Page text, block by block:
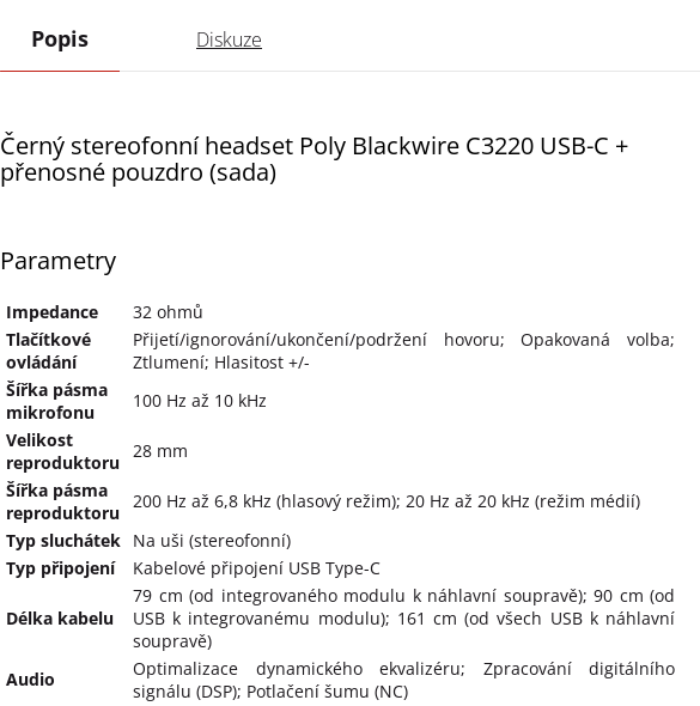
Popis Diskuze
Černý stereofonní headset Poly Blackwire C3220 USB-C +
přenosné pouzdro (sada)
Parametry
Impedance
32 ohmů
Tlačítkové
ovládání
Přijetí/ignorování/ukončení/podržení hovoru; Opakovaná volba;
Ztlumení; Hlasitost +/-
Šířka pásma
mikrofonu
100 Hz až 10 kHz
Velikost
reproduktoru
28 mm
Šířka pásma
reproduktoru
200 Hz až 6,8 kHz (hlasový režim); 20 Hz až 20 kHz (režim médií)
Typ sluchátek Na uši (stereofonní)
Typ připojení
Kabelové připojení USB Type-C
Délka kabelu
79 cm (od integrovaného modulu k náhlavní soupravě); 90 cm (od
USB k integrovanému modulu); 161 cm (od všech USB k náhlavní
soupravě)
Audio
Optimalizace dynamického ekvalizéru; Zpracování digitálního
signálu (DSP); Potlačení šumu (NC)